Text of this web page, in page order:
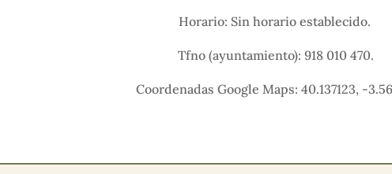
Horario: Sin horario establecido.
Tfno (ayuntamiento): 918 010 470.
Coordenadas Google Maps: 40.137123, -